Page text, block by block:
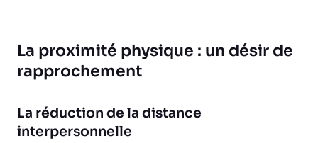
La proximité physique : un désir de
rapprochement
La réduction de la distance
interpersonnelle